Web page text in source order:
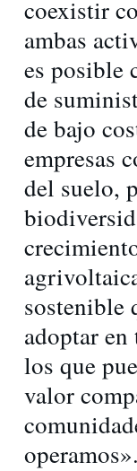
coexistir
ambas
es posible
de
de bajo
empresas
del suelo,
sostenible
adoptar en
los que
valor
operamos».